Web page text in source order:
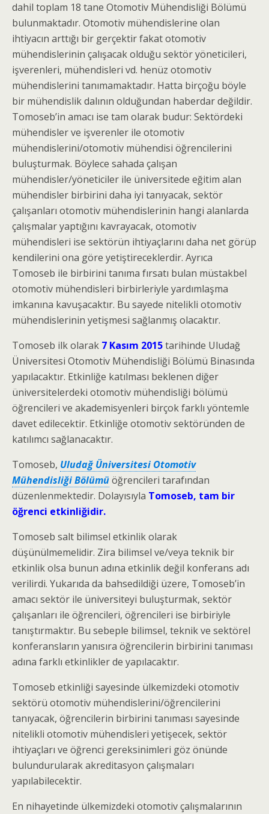
dahil toplam 18 tane Otomotiv Mühendisliği Bölümü
bulunmaktadır. Otomotiv mühendislerine olan
ihtiyacın arttığı bir gerçektir fakat otomotiv
mühendislerinin çalışacak olduğu sektör yöneticileri,
işverenleri, mühendisleri vd. henüz otomotiv
mühendislerini tanımamaktadır. Hatta birçoğu böyle
bir mühendislik dalının olduğundan haberdar değildir.
Tomoseb’in amacı ise tam olarak budur: Sektördeki
mühendisler ve işverenler ile otomotiv
mühendislerini/otomotiv mühendisi öğrencilerini
buluşturmak. Böylece sahada çalışan
mühendisler/yöneticiler ile üniversitede eğitim alan
mühendisler birbirini daha iyi tanıyacak, sektör
çalışanları otomotiv mühendislerinin hangi alanlarda
çalışmalar yaptığını kavrayacak, otomotiv
mühendisleri ise sektörün ihtiyaçlarını daha net görüp
kendilerini ona göre yetiştireceklerdir. Ayrıca
Tomoseb ile birbirini tanıma fırsatı bulan müstakbel
otomotiv mühendisleri birbirleriyle yardımlaşma
imkanına kavuşacaktır. Bu sayede nitelikli otomotiv
mühendislerinin yetişmesi sağlanmış olacaktır.
Tomoseb ilk olarak 7 Kasım 2015tarihinde Uludağ
Üniversitesi Otomotiv Mühendisliği Bölümü Binasında
yapılacaktır. Etkinliğe katılması beklenen diğer
üniversitelerdeki otomotiv mühendisliği bölümü
öğrencileri ve akademisyenleri birçok farklı yöntemle
davet edilecektir. Etkinliğe otomotiv sektöründen de
katılımcı sağlanacaktır.
Tomoseb, Uludağ Üniversitesi Otomotiv
Mühendisliği Bölümüöğrencileri tarafından
düzenlenmektedir. Dolayısıyla Tomoseb, tam bir
öğrenci etkinliğidir.
Tomoseb salt bilimsel etkinlik olarak
düşünülmemelidir. Zira bilimsel ve/veya teknik bir
etkinlik olsa bunun adına etkinlik değil konferans adı
verilirdi. Yukarıda da bahsedildiği üzere, Tomoseb’in
amacı sektör ile üniversiteyi buluşturmak, sektör
çalışanları ile öğrencileri, öğrencileri ise birbiriyle
tanıştırmaktır. Bu sebeple bilimsel, teknik ve sektörel
konferansların yanısıra öğrencilerin birbirini tanıması
adına farklı etkinlikler de yapılacaktır.
Tomoseb etkinliği sayesinde ülkemizdeki otomotiv
sektörü otomotiv mühendislerini/öğrencilerini
tanıyacak, öğrencilerin birbirini tanıması sayesinde
nitelikli otomotiv mühendisleri yetişecek, sektör
ihtiyaçları ve öğrenci gereksinimleri göz önünde
bulundurularak akreditasyon çalışmaları
yapılabilecektir.
En nihayetinde ülkemizdeki otomotiv çalışmalarının